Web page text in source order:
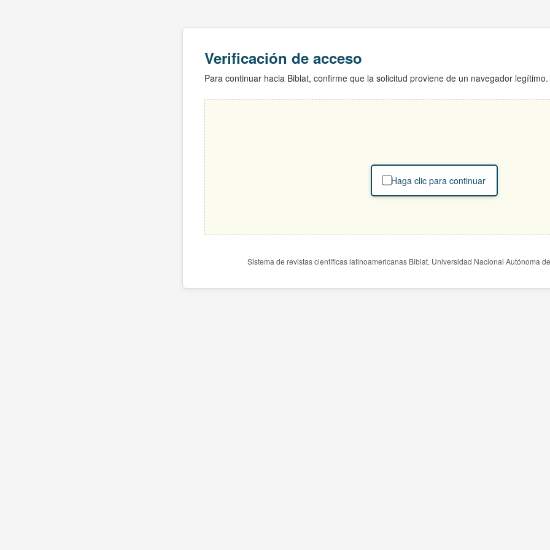
Verificación de acceso
Para continuar hacia Biblat, confirme que la solicitud proviene de un navegador legítimo.
Haga clic para continuar
Sistema de revistas científicas latinoamericanas Biblat. Universidad Nacional Autónoma